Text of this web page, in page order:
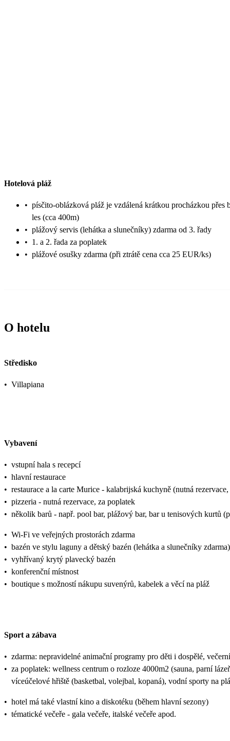
Hotelová pláž
• písčito-oblázková pláž je vzdálená krátkou procházkou přes
les (cca 400m)
• plážový servis (lehátka a slunečníky) zdarma od 3. řady
• 1. a 2. řada za poplatek
• plážové osušky zdarma (při ztrátě cena cca 25 EUR/ks)
O hotelu
Středisko
• Villapiana
Vybavení
• vstupní hala s recepcí
• hlavní restaurace
• restaurace a la carte Murice - kalabrijská kuchyně (nutná
• pizzeria - nutná rezervace, za poplatek
• několik barů - např. pool bar, plážový bar, bar u tenisových kurtů
• Wi-Fi ve veřejných prostorách zdarma
• bazén ve stylu laguny a dětský bazén (lehátka a slunečníky zdarma)
• vyhřívaný krytý plavecký bazén
• konferenční místnost
• boutique s možností nákupu suvenýrů, kabelek a věcí na pláž
Sport a zábava
• zdarma: nepravidelné animační programy pro děti i dospělé,
• za poplatek: wellness centrum o rozloze 4000m2 (sauna, parní
víceúčelové hřiště (basketbal, volejbal, kopaná), vodní sporty na
• hotel má také vlastní kino a diskotéku (během hlavní sezony)
• tématické večeře - gala večeře, italské večeře apod.